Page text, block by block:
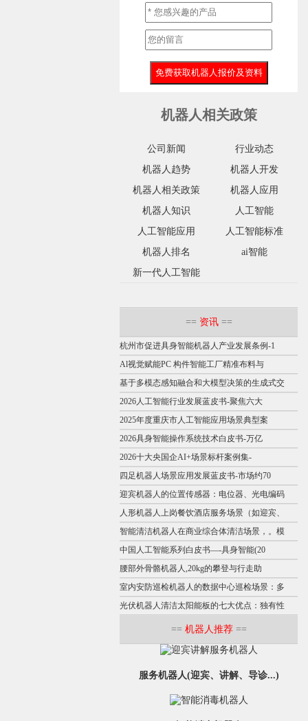
机器人相关政策
公司新闻
行业动态
机器人趋势
机器人开发
机器人相关政策
机器人应用
机器人知识
人工智能
人工智能应用
人工智能标准
机器人排名
ai智能
新一代人工智能
== 资讯==
杭州市促进具身智能机器人产业发展条例-1
Al视觉赋能PC 构件智能工厂精准布料与
基于多模态感知融合和大模型决策的生成式交
2026人工智能行业发展蓝皮书-聚焦六大
2025年度重庆市人工智能应用场景典型案
2026具身智能操作系统技术白皮书-万亿
2026十大央国企AI+场景标杆案例集-
四足机器人场景应用发展蓝皮书-市场约70
迎宾机器人的位置传感器：电位器、光电编码
人形机器人上岗餐饮酒店服务场景（如迎宾、
智能清洁机器人在商业综合体清洁场景，。模
中国人工智能系列白皮书—-具身智能(20
腰部外骨骼机器人,20kg的攀登与行走助
室内安防巡检机器人的数据中心巡检场景：多
光伏机器人清洁太阳能板的七大优点：独有性
== 机器人推荐==
服务机器人(迎宾、讲解、导诊...)